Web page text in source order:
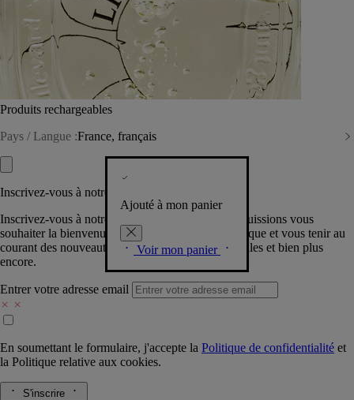
Produits rechargeables
Pays / Langue :France, français
Ajouté à mon panier
Voir mon panier
Inscrivez-vous à notre Newsletter
Inscrivez-vous à notre newsletter pour que nous puissions vous
souhaiter la bienvenue dans la communauté Diptyque et vous tenir au
courant des nouveautés, événements, offres spéciales et bien plus
encore.
Entrer votre adresse email
En soumettant le formulaire, j'accepte la Politique de confidentialité et
la Politique relative aux cookies.
S'inscrire